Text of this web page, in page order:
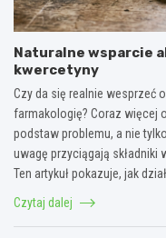
Naturalne wsparcie
kwercetyny
Czy da się realnie wesprzeć
farmakologię? Coraz więcej
podstaw problemu, a nie
uwagę przyciągają składniki
Ten artykuł pokazuje, jak
Czytaj dalej